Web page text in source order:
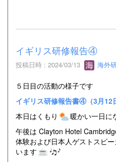
イギリス研修報告④
投稿日時 : 2024/03/13 海外
５日目の活動の様子です
イギリス研修報告書④（3月12
本日はくもり
暖かい一日に
午後は Clayton Hotel
体験および日本人ゲストスピ
います